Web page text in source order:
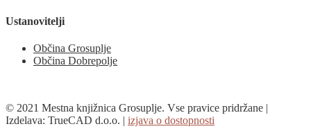
Ustanovitelji
Občina Grosuplje
Občina Dobrepolje
© 2021 Mestna knjižnica Grosuplje. Vse pravice pridržane |
Izdelava: TrueCAD d.o.o. | izjava o dostopnosti